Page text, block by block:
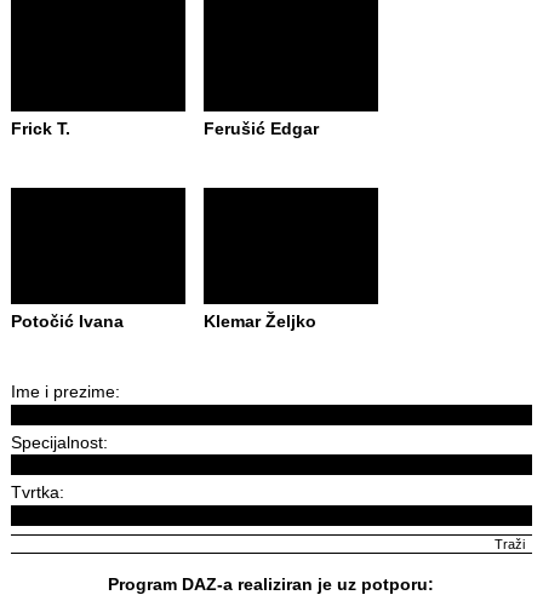
Frick T. Ferušić Edgar
Potočić Ivana Klemar Željko
Ime i prezime:
Specijalnost:
Tvrtka:
Program DAZ-a realiziran je uz potporu: